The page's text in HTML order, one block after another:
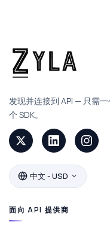
发现并连接到 API — 只需
个 SDK。
中文 - USD
面向 API 提供商